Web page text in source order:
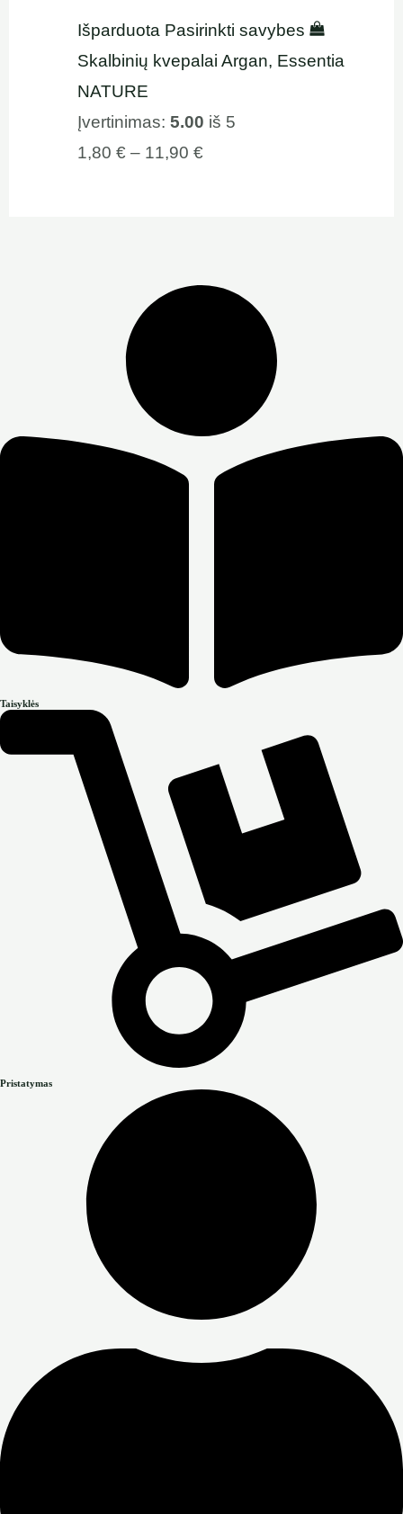
Išparduota Pasirinkti savybes
Skalbinių kvepalai Argan, Essentia
NATURE
Įvertinimas:5.00 iš 5
1,80€ – 11,90€
Taisyklės
Pristatymas